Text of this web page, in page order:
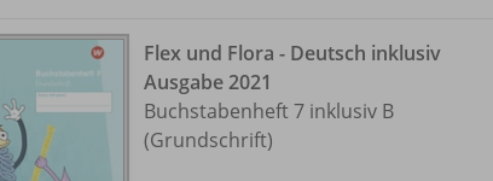
Flex und Flora - Deutsch inklusiv
Ausgabe 2021
Buchstabenheft 7 inklusiv B
(Grundschrift)